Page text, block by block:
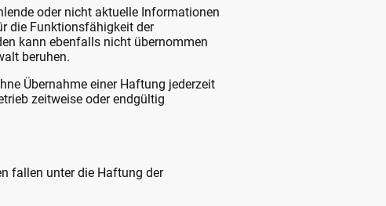
oder nicht aktuelle Informationen
die Funktionsfähigkeit der
kann ebenfalls nicht übernommen
beruhen.
Übernahme einer Haftung jederzeit
zeitweise oder endgültig
fallen unter die Haftung der